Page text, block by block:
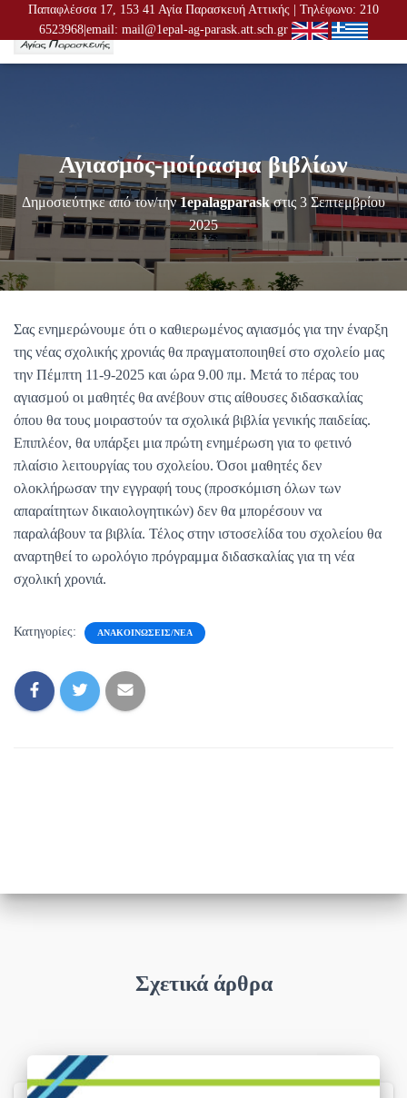
Παπαφλέσσα 17, 153 41 Αγία Παρασκευή Αττικής | Τηλέφωνο: 210
6523968|email: mail@1epal-ag-parask.att.sch.gr
Ν
Ή
Π
Λ
Ο
Ή
Σ
Αγιασμός-μοίρασμα βιβλίων
Δημοσιεύτηκε από τον/την1epalagparaskστις 3 Σεπτεμβρίου
2025
Σας ενημερώνουμε ότι ο καθιερωμένος αγιασμός για την έναρξη
της νέας σχολικής χρονιάς θα πραγματοποιηθεί στο σχολείο μας
την Πέμπτη 11-9-2025 και ώρα 9.00 πμ. Μετά το πέρας του
αγιασμού οι μαθητές θα ανέβουν στις αίθουσες διδασκαλίας
όπου θα τους μοιραστούν τα σχολικά βιβλία γενικής παιδείας.
Επιπλέον, θα υπάρξει μια πρώτη ενημέρωση για το φετινό
πλαίσιο λειτουργίας του σχολείου. Όσοι μαθητές δεν
ολοκλήρωσαν την εγγραφή τους (προσκόμιση όλων των
απαραίτητων δικαιολογητικών) δεν θα μπορέσουν να
παραλάβουν τα βιβλία. Τέλος στην ιστοσελίδα του σχολείου θα
αναρτηθεί το ωρολόγιο πρόγραμμα διδασκαλίας για τη νέα
σχολική χρονιά.
Κατηγορίες: ΑΝΑΚΟΙΝΏΣΕΙΣ/ΝΈΑ
Σχετικά άρθρα